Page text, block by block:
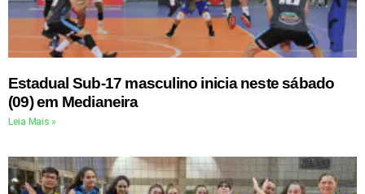
Estadual Sub-17 masculino inicia neste sábado
(09) em Medianeira
Leia Mais »